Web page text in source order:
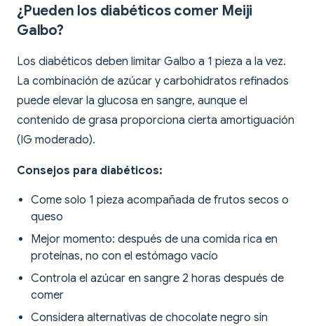
¿Pueden los diabéticos comer Meiji
Galbo?
Los diabéticos deben limitar Galbo a 1 pieza a la vez.
La combinación de azúcar y carbohidratos refinados
puede elevar la glucosa en sangre, aunque el
contenido de grasa proporciona cierta amortiguación
(IG moderado).
Consejos para diabéticos:
Come solo 1 pieza acompañada de frutos secos o
queso
Mejor momento: después de una comida rica en
proteínas, no con el estómago vacío
Controla el azúcar en sangre 2 horas después de
comer
Considera alternativas de chocolate negro sin